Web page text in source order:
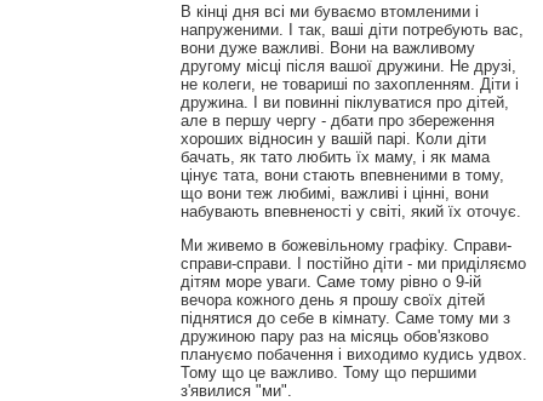
В кінці дня всі ми буваємо втомленими і
напруженими. І так, ваші діти потребують вас,
вони дуже важливі. Вони на важливому
другому місці після вашої дружини. Не друзі,
не колеги, не товариші по захопленням. Діти і
дружина. І ви повинні піклуватися про дітей,
але в першу чергу - дбати про збереження
хороших відносин у вашій парі. Коли діти
бачать, як тато любить їх маму, і як мама
цінує тата, вони стають впевненими в тому,
що вони теж любимі, важливі і цінні, вони
набувають впевненості у світі, який їх оточує.
Ми живемо в божевільному графіку. Справи-
справи-справи. І постійно діти - ми приділяємо
дітям море уваги. Саме тому рівно о 9-ій
вечора кожного день я прошу своїх дітей
піднятися до себе в кімнату. Саме тому ми з
дружиною пару раз на місяць обов'язково
плануємо побачення і виходимо кудись удвох.
Тому що це важливо. Тому що першими
з'явилися "ми".